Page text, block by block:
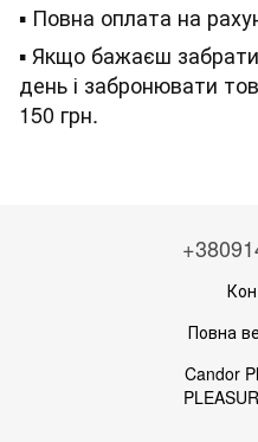
▪ Повна оплата на
▪ Якщо бажаєш
день і забронювати
150 грн.
Повна
Candor